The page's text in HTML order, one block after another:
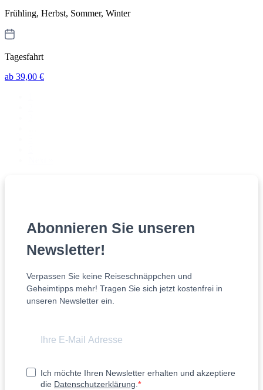
Frühling, Herbst, Sommer, Winter
Tagesfahrt
ab 39,00 €
Abonnieren Sie unseren
Newsletter!
Verpassen Sie keine Reiseschnäppchen und
Geheimtipps mehr! Tragen Sie sich jetzt kostenfrei in
unseren Newsletter ein.
Ich möchte Ihren Newsletter erhalten und akzeptiere
die Datenschutzerklärung